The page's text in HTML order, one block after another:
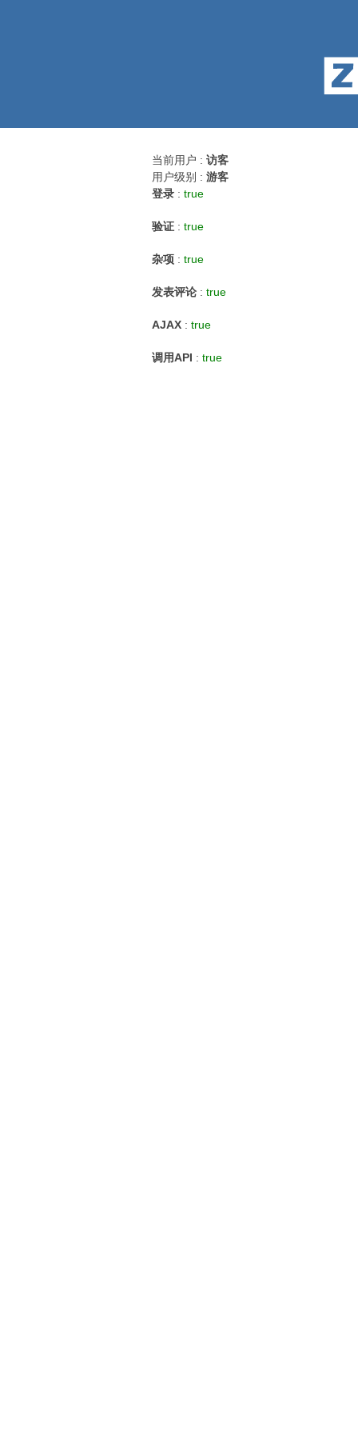
当前用户 : 访客
用户级别 : 游客
登录 : true
验证 : true
杂项 : true
发表评论 : true
AJAX : true
调用API : true